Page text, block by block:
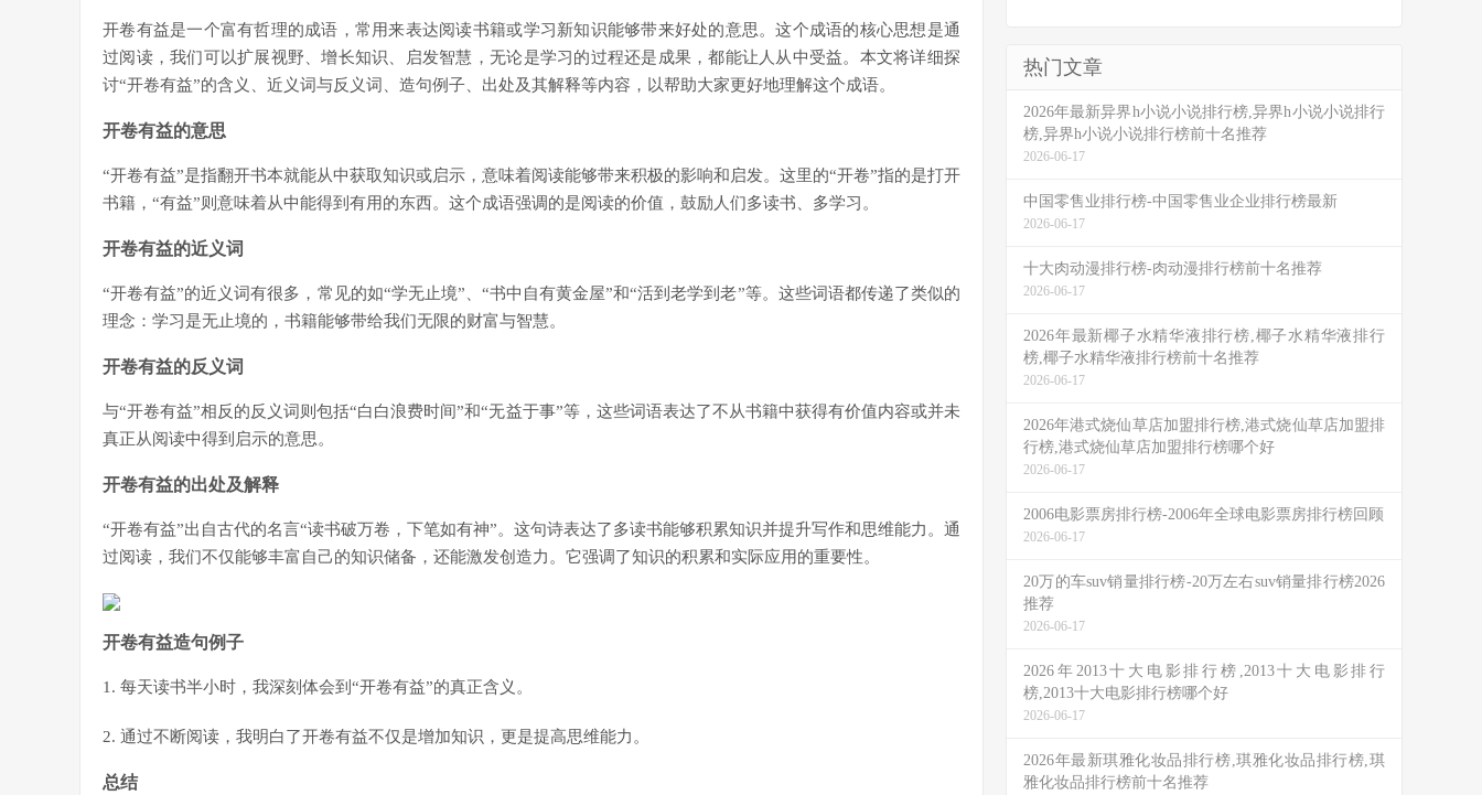
开卷有益是一个富有哲理的成语，常用来表达阅读书籍或学习新知识能够带来好处的意思。这个成语的核心思想是通
过阅读，我们可以扩展视野、增长知识、启发智慧，无论是学习的过程还是成果，都能让人从中受益。本文将详细探
讨“开卷有益”的含义、近义词与反义词、造句例子、出处及其解释等内容，以帮助大家更好地理解这个成语。
开卷有益的意思
“开卷有益”是指翻开书本就能从中获取知识或启示，意味着阅读能够带来积极的影响和启发。这里的“开卷”指的是打开
书籍，“有益”则意味着从中能得到有用的东西。这个成语强调的是阅读的价值，鼓励人们多读书、多学习。
开卷有益的近义词
“开卷有益”的近义词有很多，常见的如“学无止境”、“书中自有黄金屋”和“活到老学到老”等。这些词语都传递了类似的
理念：学习是无止境的，书籍能够带给我们无限的财富与智慧。
开卷有益的反义词
与“开卷有益”相反的反义词则包括“白白浪费时间”和“无益于事”等，这些词语表达了不从书籍中获得有价值内容或并未
真正从阅读中得到启示的意思。
开卷有益的出处及解释
“开卷有益”出自古代的名言“读书破万卷，下笔如有神”。这句诗表达了多读书能够积累知识并提升写作和思维能力。通
过阅读，我们不仅能够丰富自己的知识储备，还能激发创造力。它强调了知识的积累和实际应用的重要性。
开卷有益造句例子
1. 每天读书半小时，我深刻体会到“开卷有益”的真正含义。
2. 通过不断阅读，我明白了开卷有益不仅是增加知识，更是提高思维能力。
总结
热门文章
2026年最新异界h小说小说排行榜,异界h小说小说排行
榜,异界h小说小说排行榜前十名推荐
2026-06-17
中国零售业排行榜-中国零售业企业排行榜最新
2026-06-17
十大肉动漫排行榜-肉动漫排行榜前十名推荐
2026-06-17
2026年最新椰子水精华液排行榜,椰子水精华液排行
榜,椰子水精华液排行榜前十名推荐
2026-06-17
2026年港式烧仙草店加盟排行榜,港式烧仙草店加盟排
行榜,港式烧仙草店加盟排行榜哪个好
2026-06-17
2006电影票房排行榜-2006年全球电影票房排行榜回顾
2026-06-17
20万的车suv销量排行榜-20万左右suv销量排行榜2026
推荐
2026-06-17
2026年2013十大电影排行榜,2013十大电影排行
榜,2013十大电影排行榜哪个好
2026-06-17
2026年最新琪雅化妆品排行榜,琪雅化妆品排行榜,琪
雅化妆品排行榜前十名推荐